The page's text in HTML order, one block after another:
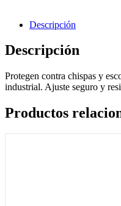
Descripción
Descripción
Protegen contra chispas y
industrial. Ajuste seguro y
Productos